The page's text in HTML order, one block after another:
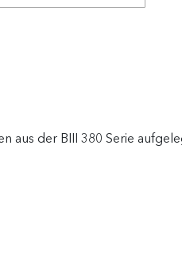
aus der BIII 380 Serie